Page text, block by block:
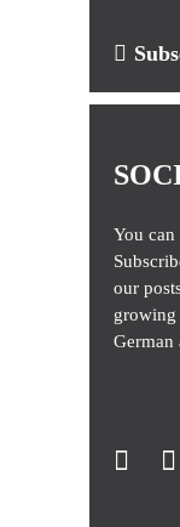
You
our
German